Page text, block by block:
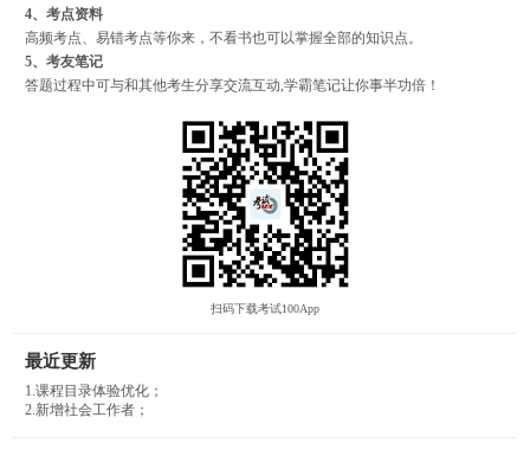
4、考点资料
高频考点、易错考点等你来，不看书也可以掌握全部的知识点。
5、考友笔记
答题过程中可与和其他考生分享交流互动,学霸笔记让你事半功倍！
扫码下载考试100App
最近更新
1.课程目录体验优化；
2.新增社会工作者；